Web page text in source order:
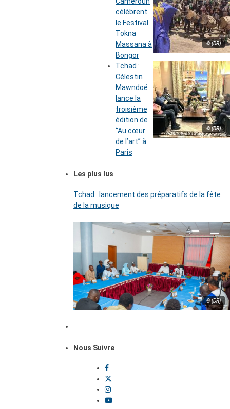
© (DR)
célèbrent
le Festival
Tokna
Massana à
Bongor
© (DR)
Tchad :
Célestin
Mawndoé
lance la
troisième
édition de
‘’Au cœur
de l’art’’ à
Paris
Les plus lus
Tchad : lancement des préparatifs de la fête
de la musique
© (DR)
Nous Suivre